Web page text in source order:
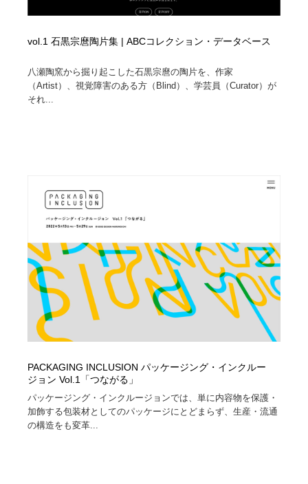
vol.1 石黒宗麿陶片集 | ABCコレクション・データベース
八瀬陶窯から掘り起こした石黒宗麿の陶片を、作家
（Artist）、視覚障害のある方（Blind）、学芸員（Curator）が
それ...
PACKAGING INCLUSION パッケージング・インクルー
ジョン Vol.1「つながる」
パッケージング・インクルージョンでは、単に内容物を保護・
加飾する包装材としてのパッケージにとどまらず、生産・流通
の構造をも変革...